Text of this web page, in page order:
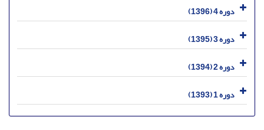
دوره 4 (1396)
دوره 3 (1395)
دوره 2 (1394)
دوره 1 (1393)